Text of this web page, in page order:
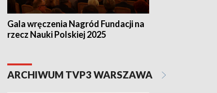
Gala wręczenia Nagród Fundacji na
rzecz Nauki Polskiej 2025
ARCHIWUM TVP3 WARSZAWA